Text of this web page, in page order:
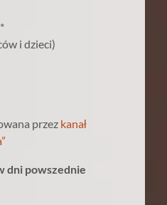
i dzieci)
przez kanał
dni powszednie